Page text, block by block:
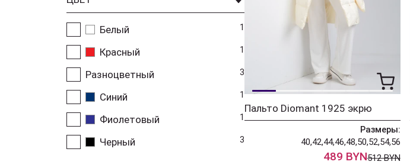
Белый 1
Красный 1
Разноцветный 3
Синий 1
Фиолетовый 1
Черный 3
Пальто Diomant 1925 экрю
Размеры:
40,42,44,46,48,50,52,54,56
489 BYN512 BYN